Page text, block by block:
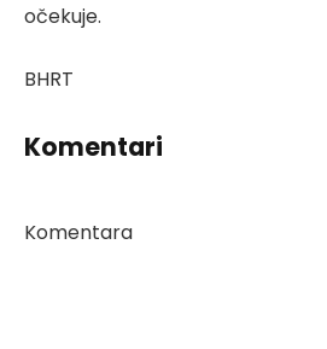
očekuje.
BHRT
Komentari
Komentara